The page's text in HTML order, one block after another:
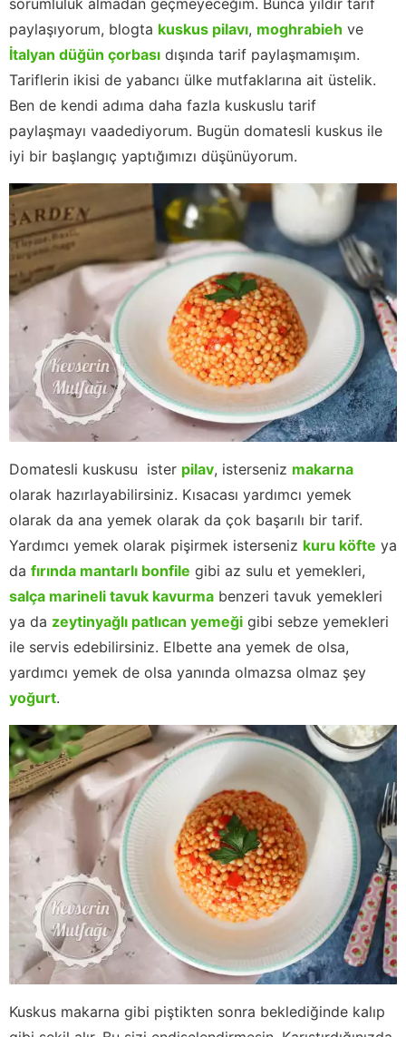
paylaşıyorum, blogta kuskus pilavı, moghrabieh ve
İtalyan düğün çorbası dışında tarif paylaşmamışım.
Tariflerin ikisi de yabancı ülke mutfaklarına ait üstelik.
Ben de kendi adıma daha fazla kuskuslu tarif
paylaşmayı vaadediyorum. Bugün domatesli kuskus ile
iyi bir başlangıç yaptığımızı düşünüyorum.
Domatesli kuskusu ister pilav, isterseniz makarna
olarak hazırlayabilirsiniz. Kısacası yardımcı yemek
olarak da ana yemek olarak da çok başarılı bir tarif.
Yardımcı yemek olarak pişirmek isterseniz kuru köfte ya
da fırında mantarlı bonfile gibi az sulu et yemekleri,
salça marineli tavuk kavurma benzeri tavuk yemekleri
ya da zeytinyağlı patlıcan yemeği gibi sebze yemekleri
ile servis edebilirsiniz. Elbette ana yemek de olsa,
yardımcı yemek de olsa yanında olmazsa olmaz şey
yoğurt.
Kuskus makarna gibi piştikten sonra beklediğinde kalıp